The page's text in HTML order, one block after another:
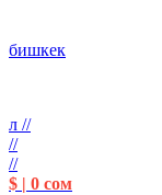
бишкек
л //
//
//
$ | 0 сом